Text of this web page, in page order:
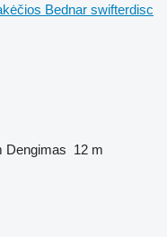
Bednar swifterdisc
Dengimas 12 m